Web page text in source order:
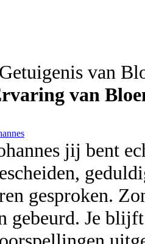
van
jij bent
gesproken.
gebeurd. Je